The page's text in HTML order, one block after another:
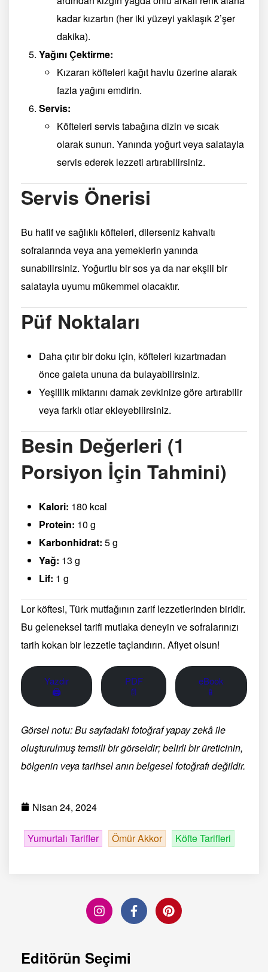
kadar kızartın (her iki yüzeyi yaklaşık 2’şer
dakika).
Yağını Çektirme:
Kızaran köfteleri kağıt havlu üzerine alarak
fazla yağını emdirin.
Servis:
Köfteleri servis tabağına dizin ve sıcak
olarak sunun. Yanında yoğurt veya salatayla
servis ederek lezzeti artırabilirsiniz.
Servis Önerisi
Bu hafif ve sağlıklı köfteleri, dilerseniz kahvaltı
sofralarında veya ana yemeklerin yanında
sunabilirsiniz. Yoğurtlu bir sos ya da nar ekşili bir
salatayla uyumu mükemmel olacaktır.
Püf Noktaları
Daha çıtır bir doku için, köfteleri kızartmadan
önce galeta ununa da bulayabilirsiniz.
Yeşillik miktarını damak zevkinize göre artırabilir
veya farklı otlar ekleyebilirsiniz.
Besin Değerleri (1
Porsiyon İçin Tahmini)
Kalori: 180 kcal
Protein: 10 g
Karbonhidrat: 5 g
Yağ: 13 g
Lif: 1 g
Lor köftesi, Türk mutfağının zarif lezzetlerinden biridir.
Bu geleneksel tarifi mutlaka deneyin ve sofralarınızı
tarih kokan bir lezzetle taçlandırın. Afiyet olsun!
Yazdır
🖨
PDF
📄
eBook
📱
Görsel notu: Bu sayfadaki fotoğraf yapay zekâ ile
oluşturulmuş temsili bir görseldir; belirli bir üreticinin,
bölgenin veya tarihsel anın belgesel fotoğrafı değildir.
Nisan 24, 2024
Yumurtalı Tarifler Ömür Akkor Köfte Tarifleri
Editörün Seçimi